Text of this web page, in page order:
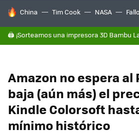
HOY SE HABLA DE
China Tim Cook NASA
🖨️ ¡Sorteamos una impresora 3D Bambu
Amazon no espera al
baja (aún más) el
Kindle Colorsoft
mínimo histórico